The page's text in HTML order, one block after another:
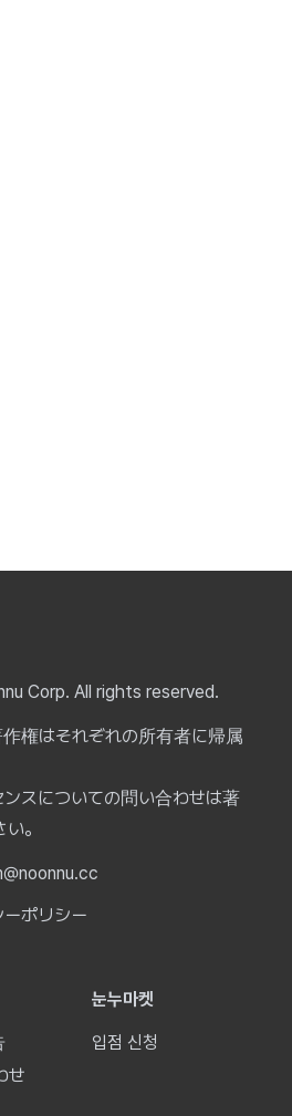
Corp. All rights reserved.
権はそれぞれの所有者に帰属
スについての問い合わせは著
。
ポリシー
せ
눈누마켓
입점 신청